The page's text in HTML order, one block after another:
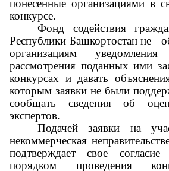
понесенные организациями в
конкурсе.
Фонд содействия
Республики Башкортостан не
организациям
рассмотрения поданных ими
конкурсах и давать
которым заявки не были
сообщать сведения об
экспертов.
Подачей заявки на
некоммерческая
подтверждает свое
порядком проведения